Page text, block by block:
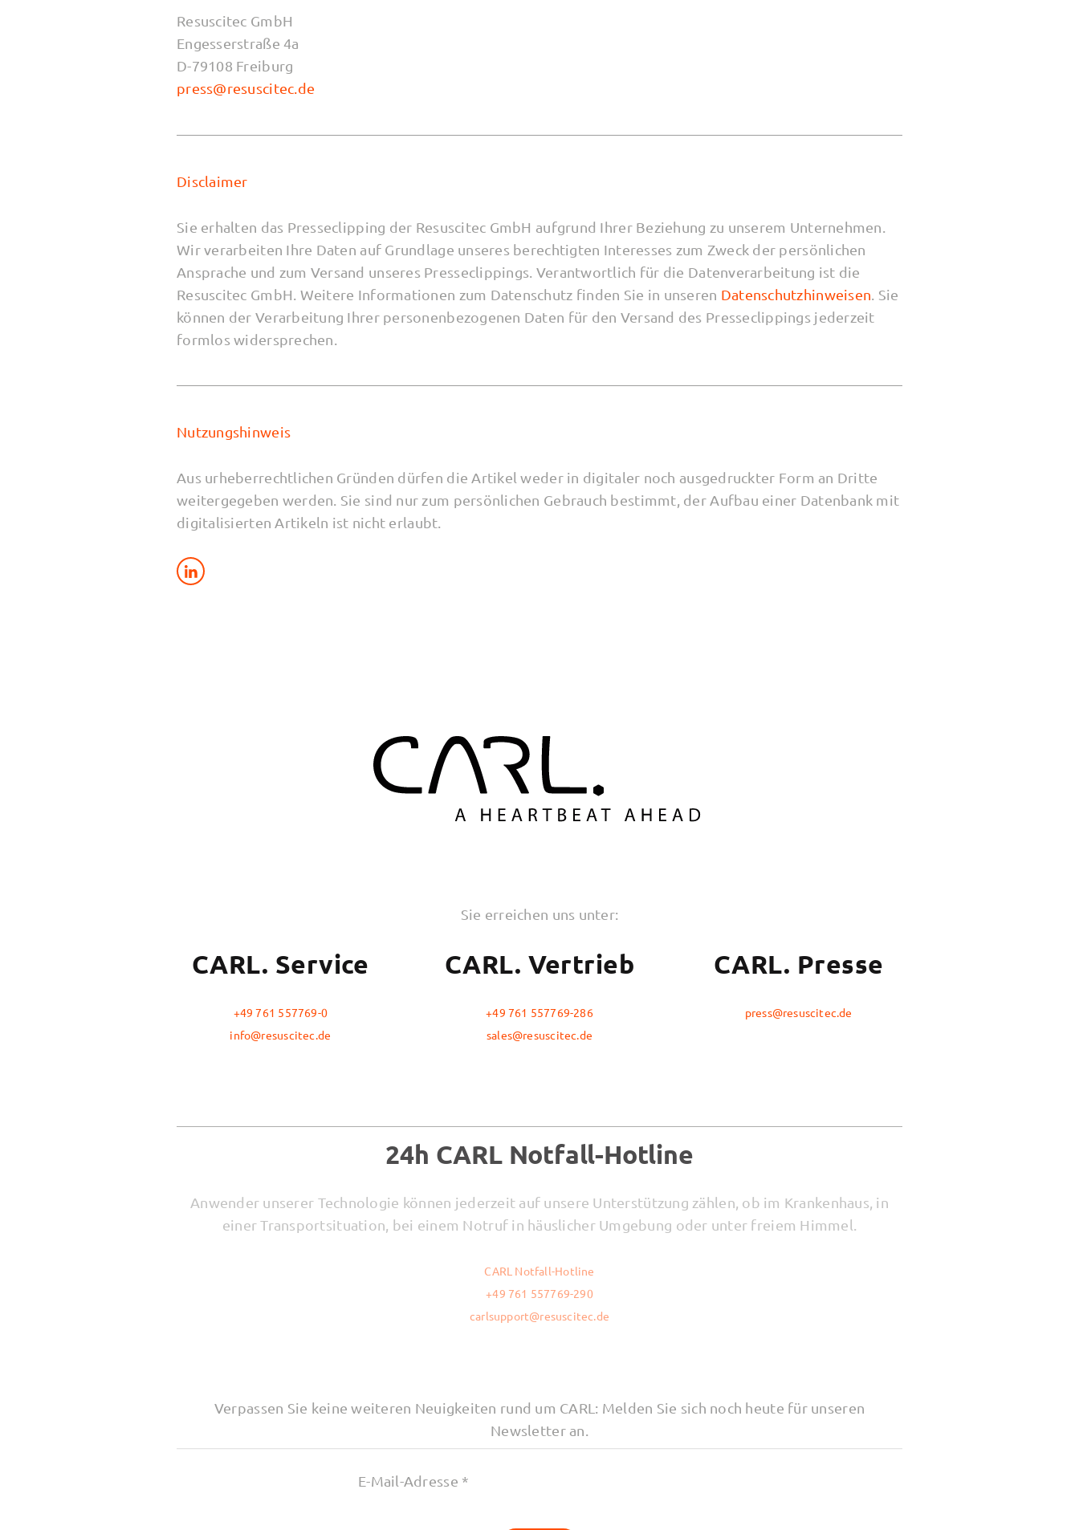
Resuscitec GmbH
Engesserstraße 4a
D-79108 Freiburg
press@resuscitec.de
Disclaimer
Sie erhalten das Presseclipping der Resuscitec GmbH aufgrund Ihrer Beziehung zu unserem Unternehmen.
Wir verarbeiten Ihre Daten auf Grundlage unseres berechtigten Interesses zum Zweck der persönlichen
Ansprache und zum Versand unseres Presseclippings. Verantwortlich für die Datenverarbeitung ist die
Resuscitec GmbH. Weitere Informationen zum Datenschutz finden Sie in unseren Datenschutzhinweisen . Sie
können der Verarbeitung Ihrer personenbezogenen Daten für den Versand des Presseclippings jederzeit
formlos widersprechen.
Nutzungshinweis
Aus urheberrechtlichen Gründen dürfen die Artikel weder in digitaler noch ausgedruckter Form an Dritte
weitergegeben werden. Sie sind nur zum persönlichen Gebrauch bestimmt, der Aufbau einer Datenbank mit
digitalisierten Artikeln ist nicht erlaubt.
Sie erreichen uns unter:
CARL. Service
+49 761 557769-0
info@resuscitec.de
CARL. Vertrieb
+49 761 557769-286
sales@resuscitec.de
CARL. Presse
press@resuscitec.de
24h CARL Notfall-Hotline
Anwender unserer Technologie können jederzeit auf unsere Unterstützung zählen, ob im Krankenhaus, in
einer Transportsituation, bei einem Notruf in häuslicher Umgebung oder unter freiem Himmel.
CARL Notfall-Hotline
+49 761 557769-290
carlsupport@resuscitec.de
Verpassen Sie keine weiteren Neuigkeiten rund um CARL: Melden Sie sich noch heute für unseren
Newsletter an.